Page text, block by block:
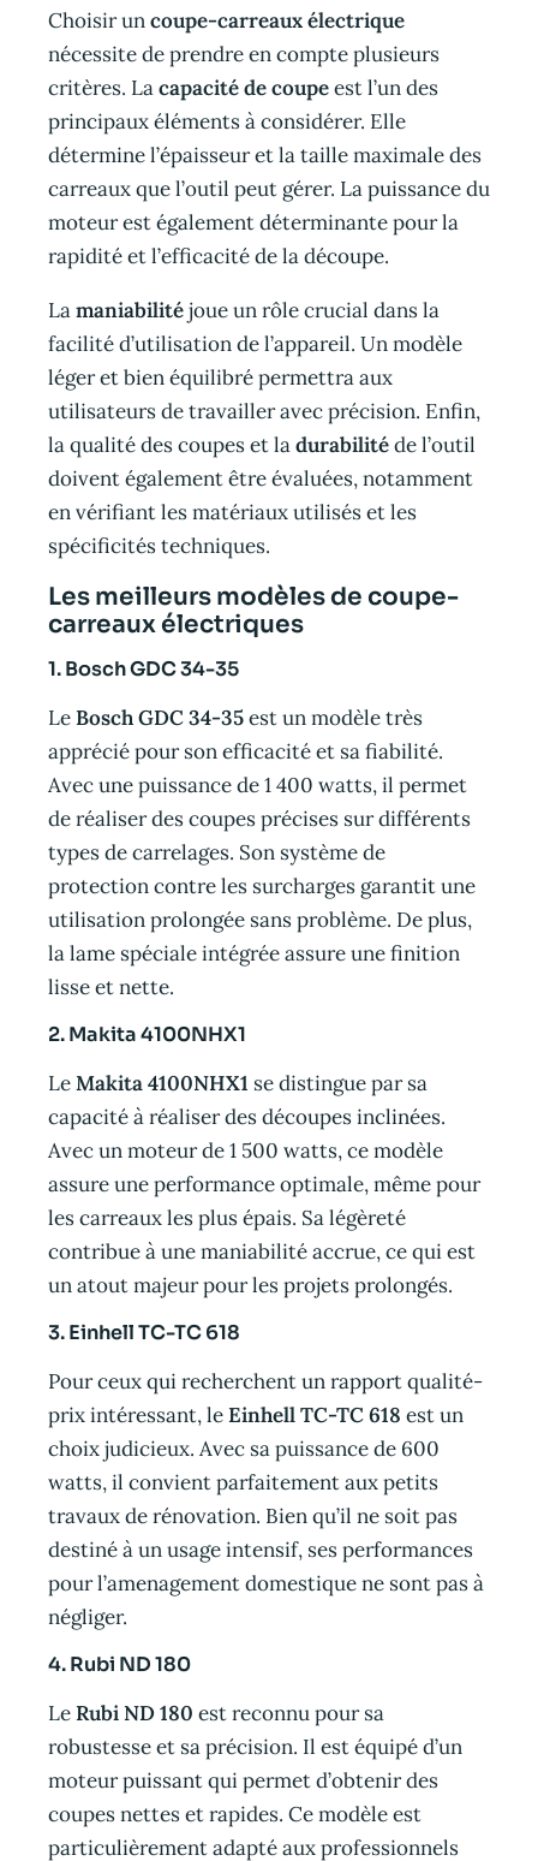
Choisir uncoupe-carreaux électrique
nécessite de prendre en compte plusieurs
critères. Lacapacité de coupeest l’un des
principaux éléments à considérer. Elle
détermine l’épaisseur et la taille maximale des
carreaux que l’outil peut gérer. La puissance du
moteur est également déterminante pour la
rapidité et l’efficacité de la découpe.
Lamaniabilitéjoue un rôle crucial dans la
facilité d’utilisation de l’appareil. Un modèle
léger et bien équilibré permettra aux
utilisateurs de travailler avec précision. Enfin,
la qualité des coupes et ladurabilitéde l’outil
doivent également être évaluées, notamment
en vérifiant les matériaux utilisés et les
spécificités techniques.
Les meilleurs modèles de coupe-
carreaux électriques
1. Bosch GDC 34-35
LeBosch GDC 34-35est un modèle très
apprécié pour son efficacité et sa fiabilité.
Avec une puissance de 1 400 watts, il permet
de réaliser des coupes précises sur différents
types de carrelages. Son système de
protection contre les surcharges garantit une
utilisation prolongée sans problème. De plus,
la lame spéciale intégrée assure une finition
lisse et nette.
2. Makita 4100NHX1
LeMakita 4100NHX1 se distingue par sa
capacité à réaliser des découpes inclinées.
Avec un moteur de 1 500 watts, ce modèle
assure une performance optimale, même pour
les carreaux les plus épais. Sa légèreté
contribue à une maniabilité accrue, ce qui est
un atout majeur pour les projets prolongés.
3. Einhell TC-TC 618
Pour ceux qui recherchent un rapport qualité-
prix intéressant, leEinhell TC-TC 618 est un
choix judicieux. Avec sa puissance de 600
watts, il convient parfaitement aux petits
travaux de rénovation. Bien qu’il ne soit pas
destiné à un usage intensif, ses performances
pour l’amenagement domestique ne sont pas à
négliger.
4. Rubi ND 180
LeRubi ND 180 est reconnu pour sa
robustesse et sa précision. Il est équipé d’un
moteur puissant qui permet d’obtenir des
coupes nettes et rapides. Ce modèle est
particulièrement adapté aux professionnels